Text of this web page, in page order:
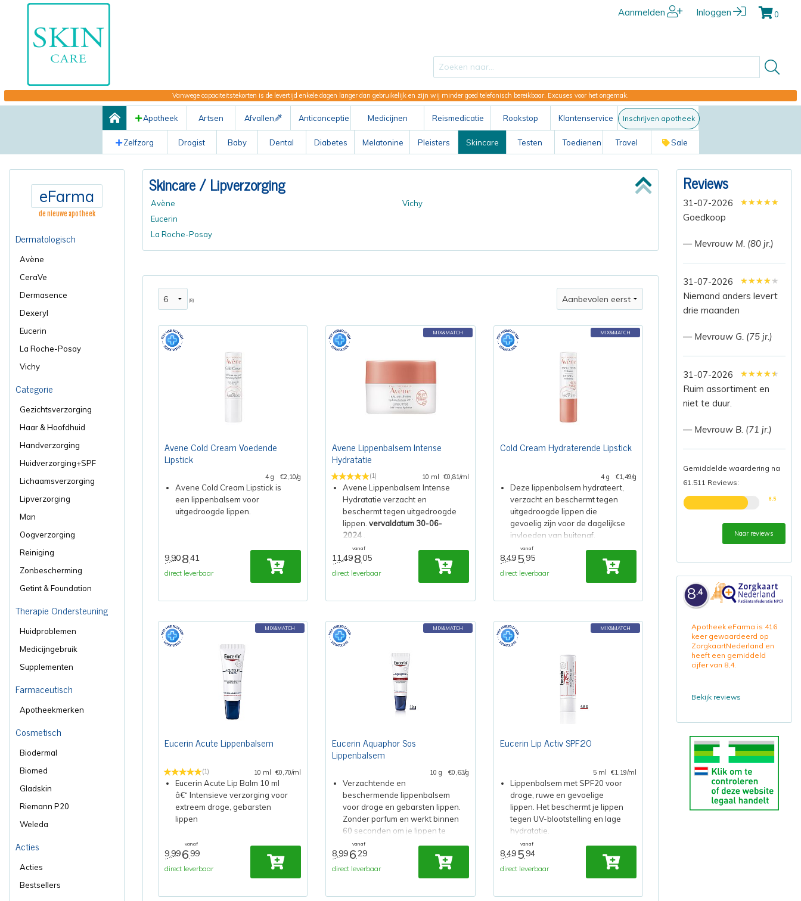
Aanmelden Inloggen 0
Vanwege capaciteitstekorten is de levertijd enkele dagen langer dan gebruikelijk en zijn wij minder goed telefonisch bereikbaar. Excuses voor het ongemak.
Apotheek Artsen Afvallen Anticonceptie Medicijnen
ABC
Reismedicatie Rookstop Klantenservice Inschrijven apotheek
Zelfzorg Drogist Baby Dental Diabetes Melatonine Pleisters Skincare Testen Toedienen Travel Sale
eFarma
de nieuwe apotheek
Dermatologisch
Avène
CeraVe
Dermasence
Dexeryl
Eucerin
La Roche-Posay
Vichy
Categorie
Gezichtsverzorging
Haar & Hoofdhuid
Handverzorging
Huidverzorging+SPF
Lichaamsverzorging
Lipverzorging
Man
Oogverzorging
Reiniging
Zonbescherming
Getint & Foundation
Therapie Ondersteuning
Huidproblemen
Medicijngebruik
Supplementen
Farmaceutisch
Apotheekmerken
Cosmetisch
Biodermal
Biomed
Gladskin
Riemann P20
Weleda
Acties
Acties
Bestsellers
Skincare/ Lipverzorging
Avène
Eucerin
La Roche-Posay
Vichy
(8)
Avene Cold Cream Voedende
Lipstick
4 g €2,10/g
Avene Cold Cream Lipstick is
een lippenbalsem voor
uitgedroogde lippen.
9,908,41
direct leverbaar
MIX&MATCH
Avene Lippenbalsem Intense
Hydratatie
(1) 10 ml €0,81/ml
Avene Lippenbalsem Intense
Hydratatie verzacht en
beschermt tegen uitgedroogde
lippen. vervaldatum 30-06-
2024
vanaf
11,498,05
direct leverbaar
MIX&MATCH
Cold Cream Hydraterende Lipstick
4 g €1,49/g
Deze lippenbalsem hydrateert,
verzacht en beschermt tegen
uitgedroogde lippen die
gevoelig zijn voor de dagelijkse
invloeden van buitenaf.
vanaf
8,495, 95
direct leverbaar
MIX&MATCH
Eucerin Acute Lippenbalsem
(1) 10 ml €0,70/ml
Eucerin Acute Lip Balm 10 ml
â€“ Intensieve verzorging voor
extreem droge, gebarsten
lippen
vanaf
9,996, 99
direct leverbaar
MIX&MATCH
Eucerin Aquaphor Sos
Lippenbalsem
10 g €0,63/g
Verzachtende en
beschermende lippenbalsem
voor droge en gebarsten lippen.
Zonder parfum en werkt binnen
60 seconden om je lippen te
herstellen..
vanaf
8,996,29
direct leverbaar
MIX&MATCH
Eucerin Lip Activ SPF20
5 ml €1,19/ml
Lippenbalsem met SPF20 voor
droge, ruwe en gevoelige
lippen. Het beschermt je lippen
tegen UV-blootstelling en lage
hydratatie.
vanaf
8,495, 94
direct leverbaar
Reviews
31-07-2026 ★★★★★
★★★★★
★★★★★
Goedkoop
— Mevrouw M. (80 jr.)
31-07-2026 ★★★★★
★★★★★
★★★★★
Niemand anders levert
drie maanden
— Mevrouw G. (75 jr.)
31-07-2026 ★★★★★
★★★★★
★★★★★
Ruim assortiment en
niet te duur.
— Mevrouw B. (71 jr.)
Gemiddelde waardering na
61.511 Reviews:
8,5
Naar reviews
8.4
Apotheek eFarma is 416
keer gewaardeerd op
ZorgkaartNederland en
heeft een gemiddeld
cijfer van 8,4.
Bekijk reviews